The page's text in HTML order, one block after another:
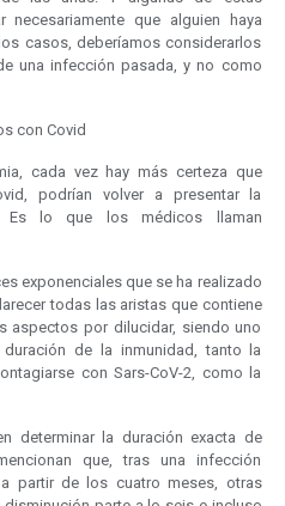
necesariamente que alguien haya
casos, deberíamos considerarlos
una infección pasada, y no como
con Covid
cada vez hay más certeza que
podrían volver a presentar la
Es lo que los médicos llaman
exponenciales que se ha realizado
todas las aristas que contiene
aspectos por dilucidar, siendo uno
de la inmunidad, tanto la
con Sars-CoV-2, como la
determinar la duración exacta de
que, tras una infección
partir de los cuatro meses, otras